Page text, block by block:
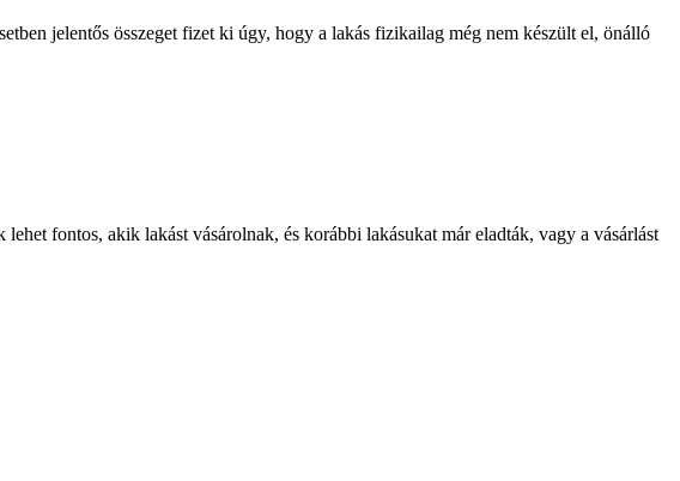
jelentős összeget fizet ki úgy, hogy a lakás fizikailag még nem készült el, önálló
fontos, akik lakást vásárolnak, és korábbi lakásukat már eladták, vagy a vásárlást